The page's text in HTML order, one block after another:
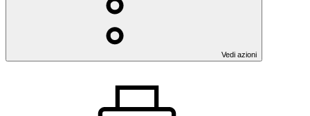
Vedi azioni